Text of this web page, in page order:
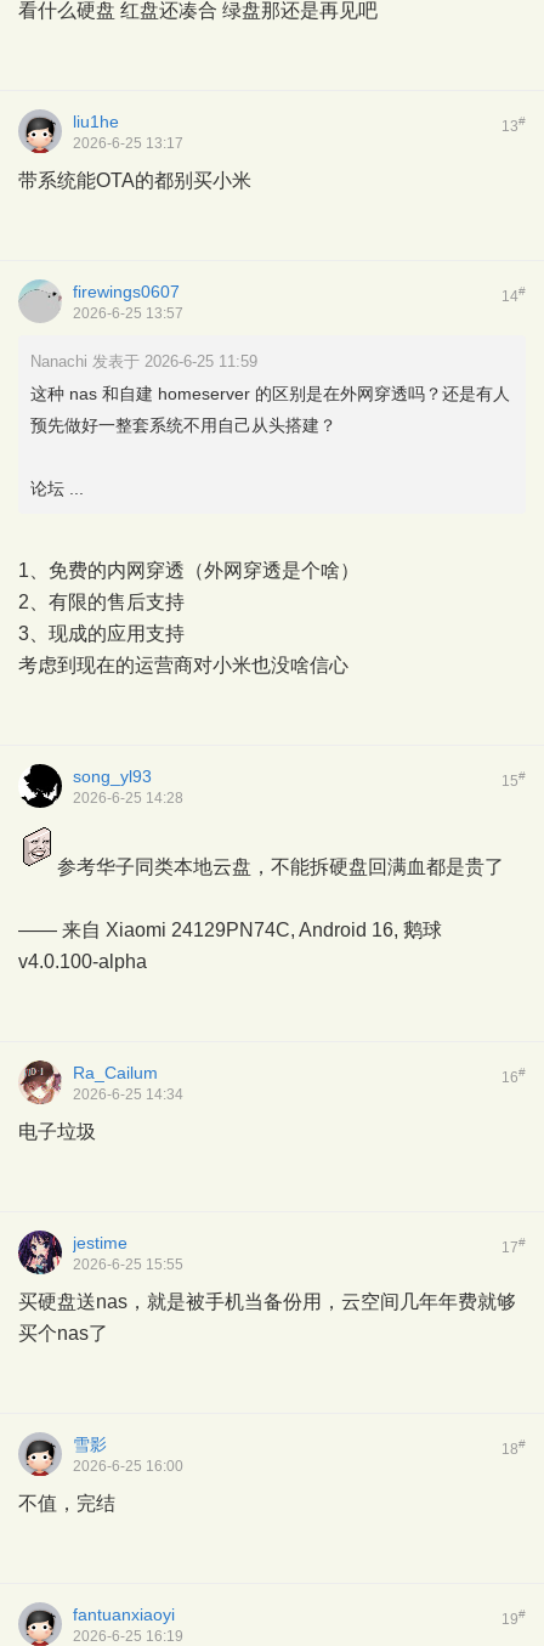
看什么硬盘 红盘还凑合 绿盘那还是再见吧
13#
liu1he
2026-6-25 13:17
带系统能OTA的都别买小米
14#
firewings0607
2026-6-25 13:57
Nanachi 发表于 2026-6-25 11:59
这种 nas 和自建 homeserver 的区别是在外网穿透吗？还是有人
预先做好一整套系统不用自己从头搭建？
论坛 ...
1、免费的内网穿透（外网穿透是个啥）
2、有限的售后支持
3、现成的应用支持
考虑到现在的运营商对小米也没啥信心
15#
song_yl93
2026-6-25 14:28
参考华子同类本地云盘，不能拆硬盘回满血都是贵了
—— 来自 Xiaomi 24129PN74C, Android 16, 鹅球
v4.0.100-alpha
16#
Ra_Cailum
2026-6-25 14:34
电子垃圾
17#
jestime
2026-6-25 15:55
买硬盘送nas，就是被手机当备份用，云空间几年年费就够
买个nas了
18#
雪影
2026-6-25 16:00
不值，完结
19#
fantuanxiaoyi
2026-6-25 16:19